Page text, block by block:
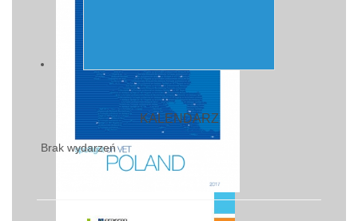
KALENDARZ
Brak wydarzeń